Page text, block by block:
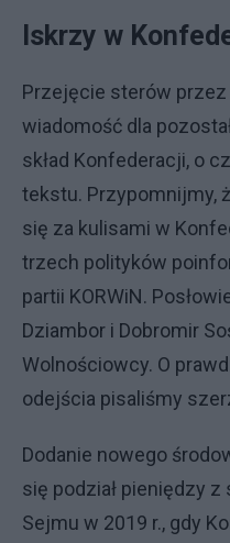
Iskrzy w
Przejęcie sterów przez
wiadomość dla
skład Konfederacji, o
tekstu. Przypomnijmy,
się za kulisami w
trzech polityków
partii KORWiN.
Dziambor i Dobromir
Wolnościowcy. O
odejścia pisaliśmy
Dodanie nowego
się podział pieniędzy
Sejmu w 2019 r., gdy